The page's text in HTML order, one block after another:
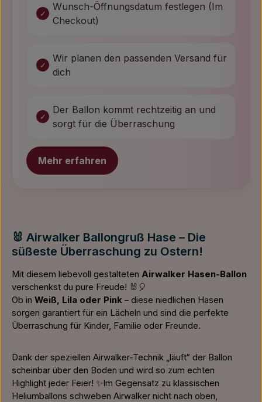
Wunsch-Öffnungsdatum festlegen (Im
Checkout)
Wir planen den passenden Versand für
dich
Der Ballon kommt rechtzeitig an und
sorgt für die Überraschung
Mehr erfahren
🐰 Airwalker Ballongruß Hase – Die
süßeste Überraschung zu Ostern!
Mit diesem liebevoll gestalteten Airwalker Hasen-Ballon
verschenkst du pure Freude! 🐰🎈
Ob in Weiß, Lila oder Pink – diese niedlichen Hasen
sorgen garantiert für ein Lächeln und sind die perfekte
Überraschung für Kinder, Familie oder Freunde.
Dank der speziellen Airwalker-Technik „läuft“ der Ballon
scheinbar über den Boden und wird so zum echten
Highlight jeder Feier! ✨Im Gegensatz zu klassischen
Heliumballons schweben Airwalker nicht nach oben,